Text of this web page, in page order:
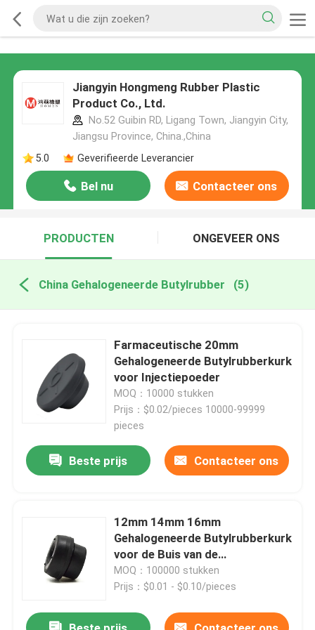
Jiangyin Hongmeng Rubber Plastic
Product Co., Ltd.
No.52 Guibin RD, Ligang Town, Jiangyin City,
Jiangsu Province, China.,China
5.0
Geverifieerde Leverancier
Bel nu Contacteer ons
PRODUCTEN ONGEVEER ONS
China Gehalogeneerde Butylrubber (5)
Farmaceutische 20mm
Gehalogeneerde Butylrubberkurk
voor Injectiepoeder
MOQ：10000 stukken
Prijs：$0.02/pieces 10000-99999
pieces
Beste prijs Contacteer ons
12mm 14mm 16mm
Gehalogeneerde Butylrubberkurk
voor de Buis van de
Bloedinzameling
MOQ：100000 stukken
Prijs：$0.01 - $0.10/pieces